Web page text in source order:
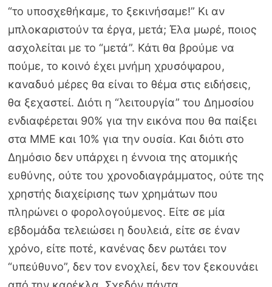
“το υποσχεθήκαμε, το ξεκινήσαμε!” Κι αν
μπλοκαριστούν τα έργα, μετά; Έλα μωρέ, ποιος
ασχολείται με το “μετά”. Κάτι θα βρούμε να
πούμε, το κοινό έχει μνήμη χρυσόψαρου,
καναδυό μέρες θα είναι το θέμα στις ειδήσεις,
θα ξεχαστεί. Διότι η “λειτουργία” του Δημοσίου
ενδιαφέρεται 90% για την εικόνα που θα παίξει
στα ΜΜΕ και 10% για την ουσία. Και διότι στο
Δημόσιο δεν υπάρχει η έννοια της ατομικής
ευθύνης, ούτε του χρονοδιαγράμματος, ούτε της
χρηστής διαχείρισης των χρημάτων που
πληρώνει ο φορολογούμενος. Είτε σε μία
εβδομάδα τελειώσει η δουλειά, είτε σε έναν
χρόνο, είτε ποτέ, κανένας δεν ρωτάει τον
“υπεύθυνο”, δεν τον ενοχλεί, δεν τον ξεκουνάει